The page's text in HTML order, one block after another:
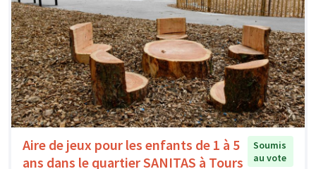
Aire de jeux pour les enfants de 1 à 5
ans dans le quartier SANITAS à Tours
Soumis
au vote